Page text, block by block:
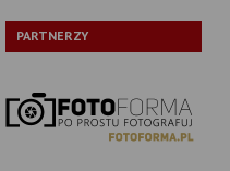
PARTNERZY